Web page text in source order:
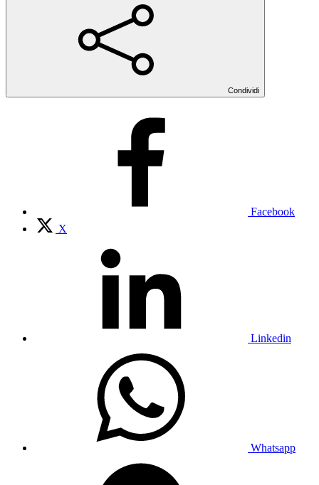
Condividi
Facebook
X
Linkedin
Whatsapp